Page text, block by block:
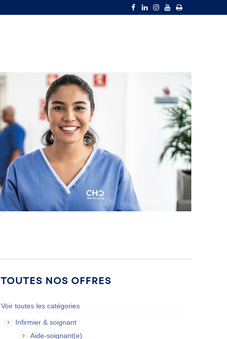
Toutes nos offres
Voir toutes les catégories
Infirmier & soignant
Aide-soignant(e)